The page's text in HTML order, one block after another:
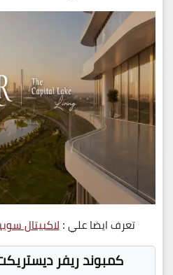
تعرف ايضا علي :لاكبيتال
كمبوند ريفر